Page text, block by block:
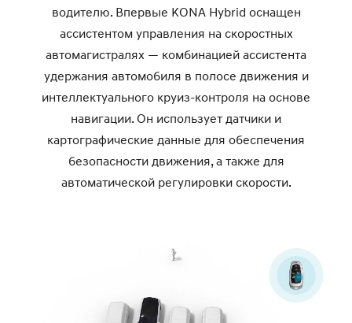
водителю. Впервые KONA Hybrid оснащен
ассистентом управления на скоростных
автомагистралях — комбинацией ассистента
удержания автомобиля в полосе движения и
интеллектуального круиз-контроля на основе
навигации. Он использует датчики и
картографические данные для обеспечения
безопасности движения, а также для
автоматической регулировки скорости.